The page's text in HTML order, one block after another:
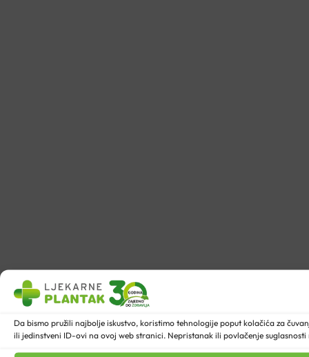
Da bismo pružili najbolje iskustvo, koristimo tehnologije poput kolačića za
ili jedinstveni ID-ovi na ovoj web stranici. Nepristanak ili povlačenje